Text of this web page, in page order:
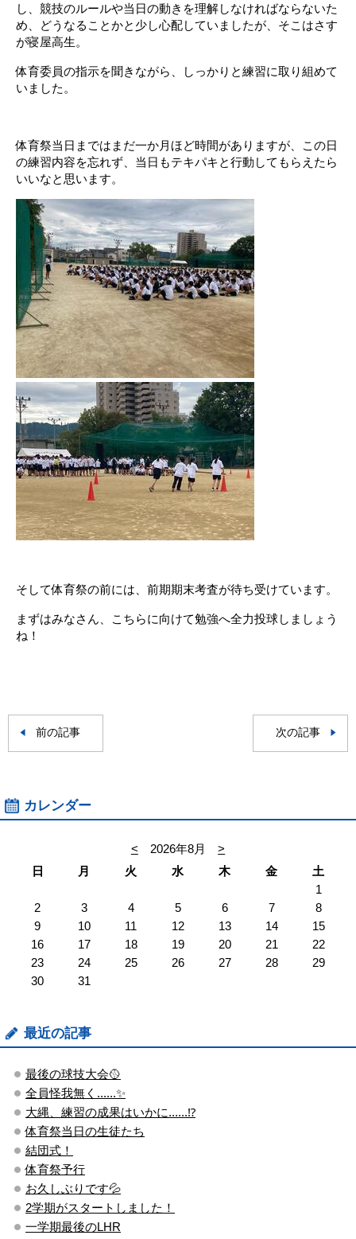
し、競技のルールや当日の動きを理解しなければならないた
め、どうなることかと少し心配していましたが、そこはさす
が寝屋高生。
体育委員の指示を聞きながら、しっかりと練習に取り組めて
いました。
体育祭当日まではまだ一か月ほど時間がありますが、この日
の練習内容を忘れず、当日もテキパキと行動してもらえたら
いいなと思います。
そして体育祭の前には、前期期末考査が待ち受けています。
まずはみなさん、こちらに向けて勉強へ全力投球しましょう
ね！
前の記事 次の記事
カレンダー
< 2026年8月
>
日
月 火 水 木 金
土
1
2
3 4 5 6 7
8
9
10 11 12 13 14
15
16
17 18 19 20 21
22
23
24 25 26 27 28
29
30
31
最近の記事
最後の球技大会🥎
全員怪我無く......✨
大縄、練習の成果はいかに......⁉
体育祭当日の生徒たち
結団式！
体育祭予行
お久しぶりです💦
2学期がスタートしました！
一学期最後のLHR